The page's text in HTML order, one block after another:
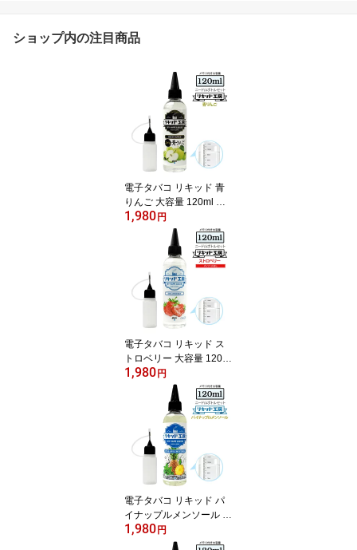
ショップ内の注目商品
電子タバコ リキッド 青
りんご 大容量 120ml 天
然素材 強い香り コスパ
抜群 メモリ付きボトル
混ぜて使える ニードルボ
トル 10ml 付き ベースリ
キッド ギフト ラッピン
グ 対応
1,980円
電子タバコ リキッド ス
トロベリー 大容量 120ml
天然素材 強い香り コス
パ抜群 メモリ付きボトル
混ぜて使える ニードルボ
トル 10ml 付き ベースリ
キッド ギフト ラッピン
グ 対応
1,980円
電子タバコ リキッド パ
イナップルメンソール 大
容量 120ml 天然素材 強
い香り コスパ抜群 メモ
1,980円